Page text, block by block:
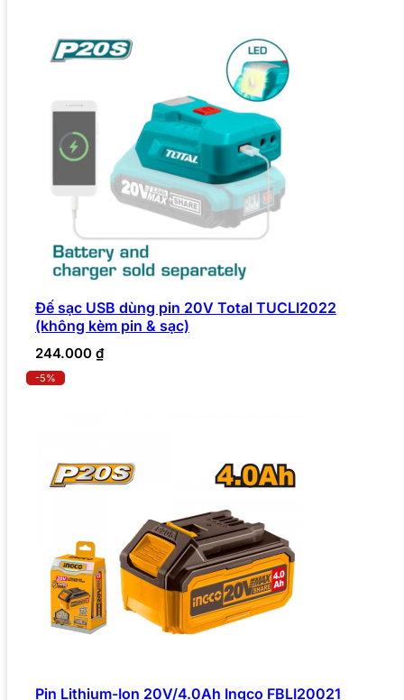
Đế sạc USB dùng pin 20V Total TUCLI2022
(không kèm pin & sạc)
244.000 ₫
-5%
Pin Lithium-Ion 20V/4.0Ah Ingco FBLI20021